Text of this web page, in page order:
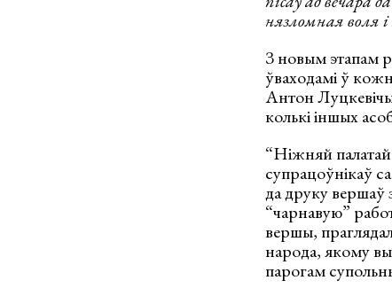
нязломная воля і
З новым этапам
ўваходамі ў
Антон Луцкевічы
колькі іншых
“Ніжняй
супрацоўнікаў
да друку вершаў
“чарнавую”
вершы,
народа, якому
парогам